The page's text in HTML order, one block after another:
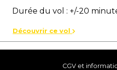
Durée du vol : +/-20
Découvrir ce vol
CGV et